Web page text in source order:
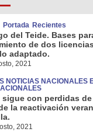
Portada Recientes
del Teide. Bases
de dos
adaptado.
2021
NOTICIAS NACIONALES
sigue con perdidas
la reactivación
2021